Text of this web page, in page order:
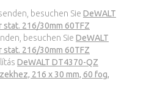
besuchen Sie DeWALT
216/30mm 60TFZ
besuchen Sie DeWALT
216/30mm 60TFZ
DeWALT DT4370-QZ
216 x 30 mm, 60 fog,